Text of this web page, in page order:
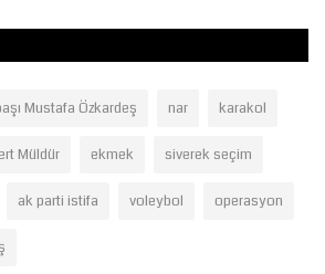
Mustafa Özkardeş nar karakol
Müldür ekmek siverek seçim
ak parti istifa voleybol operasyon